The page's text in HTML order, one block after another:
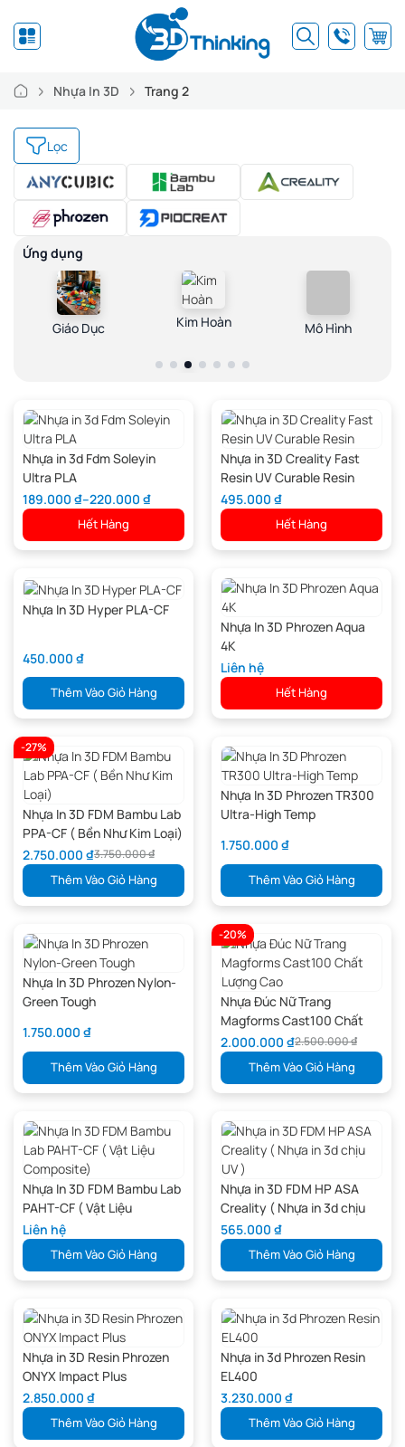
Nhựa In 3D Trang 2
Lọc
Ứng dụng
Giáo Dục Kim Hoàn Mô Hình
Nhựa in 3d Fdm Soleyin
Ultra PLA
189.000 ₫–220.000 ₫
Hết Hàng
Nhựa in 3D Creality Fast
Resin UV Curable Resin
495.000 ₫
Hết Hàng
Nhựa In 3D Hyper PLA-CF
450.000 ₫
Thêm Vào Giỏ Hàng
Nhựa In 3D Phrozen Aqua
4K
Liên hệ
Hết Hàng
-27%
Nhựa In 3D FDM Bambu Lab
PPA-CF ( Bền Như Kim Loại)
3.750.000₫
2.750.000 ₫
Thêm Vào Giỏ Hàng
Nhựa In 3D Phrozen TR300
Ultra-High Temp
1.750.000 ₫
Thêm Vào Giỏ Hàng
Nhựa In 3D Phrozen Nylon-
Green Tough
1.750.000 ₫
Thêm Vào Giỏ Hàng
-20%
Nhựa Đúc Nữ Trang
Magforms Cast100 Chất
Lượng Cao
2.500.000₫
2.000.000 ₫
Thêm Vào Giỏ Hàng
Nhựa In 3D FDM Bambu Lab
PAHT-CF ( Vật Liệu
Composite)
Liên hệ
Thêm Vào Giỏ Hàng
Nhựa in 3D FDM HP ASA
Creality ( Nhựa in 3d chịu
UV )
565.000 ₫
Thêm Vào Giỏ Hàng
Nhựa in 3D Resin Phrozen
ONYX Impact Plus
2.850.000 ₫
Thêm Vào Giỏ Hàng
Nhựa in 3d Phrozen Resin
EL400
3.230.000 ₫
Thêm Vào Giỏ Hàng